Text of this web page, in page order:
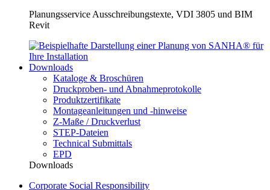
Planungsservice Ausschreibungstexte, VDI 3805 und BIM
Revit
Downloads
Kataloge & Broschüren
Druckproben- und Abnahmeprotokolle
Produktzertifikate
Montageanleitungen und -hinweise
Z-Maße / Druckverlust
STEP-Dateien
Technical Submittals
EPD
Downloads
Corporate Social Responsibility